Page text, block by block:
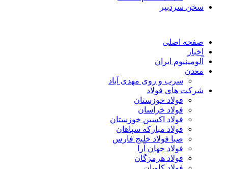
سخن سردبیر
صفحه اصلی
اخبار
آلومینیوم ایران
معدن
سرب و روی مهدی آباد
شرکت های فولاد
فولاد خوزستان
فولاد خراسان
فولاد اکسین خوزستان
فولاد مبارکه سپاهان
صبا فولاد خلیج فارس
فولاد جهان آرا
فولاد هرمزگان